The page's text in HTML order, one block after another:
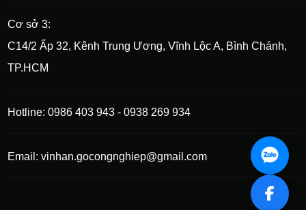
Cơ sở 3:
C14/2 Ấp 32, Kênh Trung Ương, Vĩnh Lộc A, Bình Chánh,
TP.HCM
Hotline: 0986 403 943 - 0938 269 934
Email: vinhan.gocongnghiep@gmail.com